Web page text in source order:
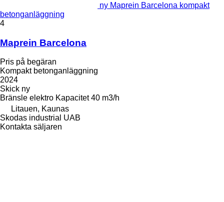
ny Maprein Barcelona kompakt
betonganläggning
4
Maprein Barcelona
Pris på begäran
Kompakt betonganläggning
2024
Skick ny
Bränsle elektro Kapacitet 40 m3/h
Litauen, Kaunas
Skodas industrial UAB
Kontakta säljaren